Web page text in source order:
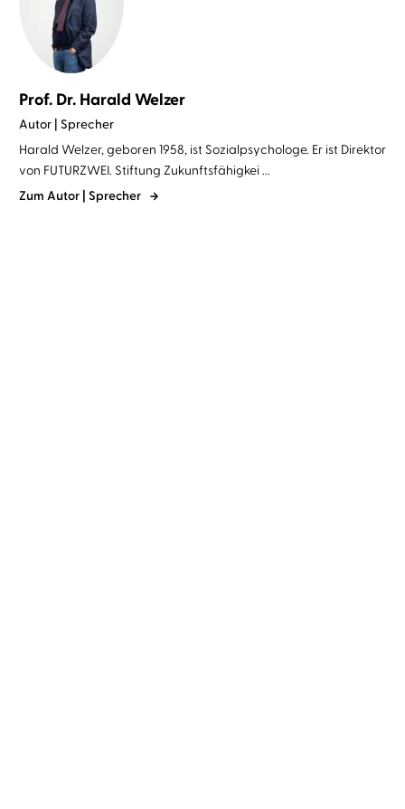
Prof. Dr. Harald Welzer
Autor | Sprecher
Harald Welzer, geboren 1958, ist Sozialpsychologe. Er ist Direktor
von FUTURZWEI. Stiftung Zukunftsfähigkei ...
Zum Autor | Sprecher